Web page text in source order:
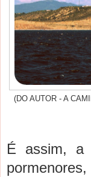
(DO AUTOR - A
É assim, a